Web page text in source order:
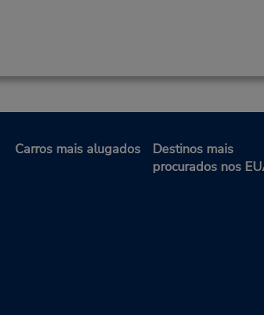
Carros mais alugados
Destinos mais
procurados nos